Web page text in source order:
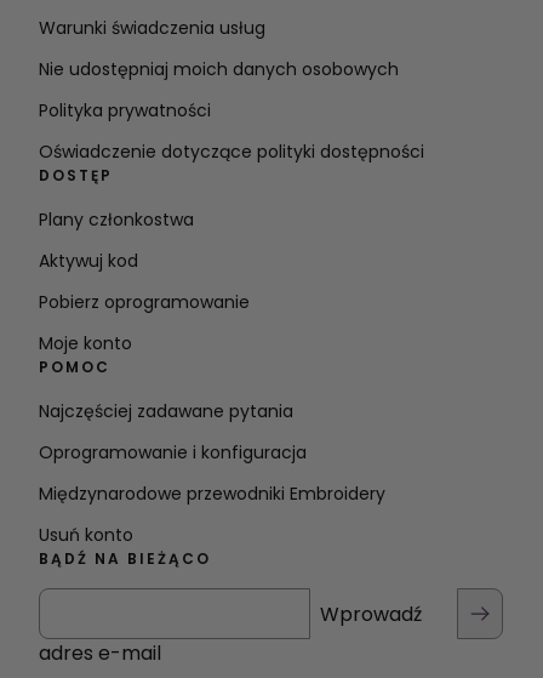
Warunki świadczenia usług
Nie udostępniaj moich danych osobowych
Polityka prywatności
Oświadczenie dotyczące polityki dostępności
DOSTĘP
Plany członkostwa
Aktywuj kod
Pobierz oprogramowanie
Moje konto
POMOC
Najczęściej zadawane pytania
Oprogramowanie i konfiguracja
Międzynarodowe przewodniki Embroidery
Usuń konto
BĄDŹ NA BIEŻĄCO
Wprowadź
adres e-mail